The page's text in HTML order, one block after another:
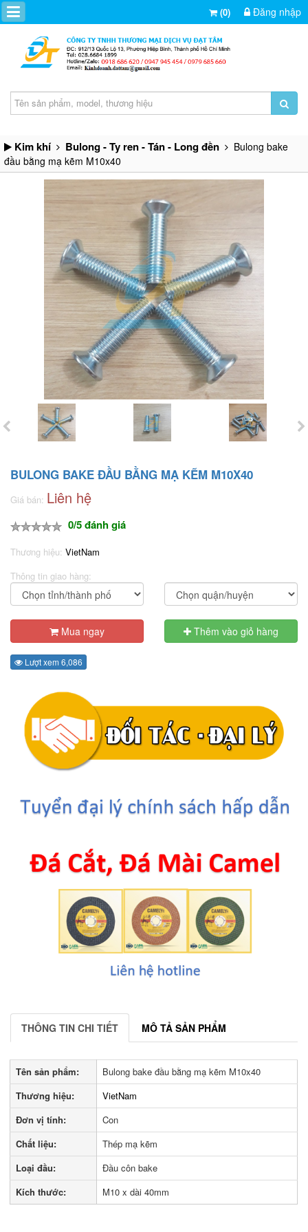
(0) Đăng nhập
Kim khí Bulong - Ty ren - Tán - Long đền
Bulong bake
đầu bằng mạ kẽm M10x40
BULONG BAKE ĐẦU BẰNG MẠ KẼM M10X40
Giá bán: Liên hệ
0/5 đánh giá
Thương hiệu: VietNam
Thông tin giao hàng:
Mua ngay Thêm vào giỏ hàng
Lượt xem 6,086
THÔNG TIN CHI TIẾT MÔ TẢ SẢN PHẨM
Tên sản phẩm:
Bulong bake đầu bằng mạ kẽm M10x40
Thương hiệu:
VietNam
Đơn vị tính:
Con
Chất liệu:
Thép mạ kẽm
Loại đầu:
Đầu côn bake
Kích thước:
M10 x dài 40mm